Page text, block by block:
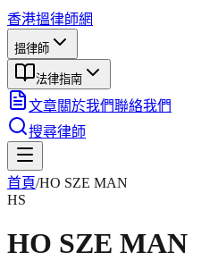
香港搵律師網
搵律師
法律指南
文章關於我們聯絡我們
搜尋律師
首頁/HO SZE MAN
HS
HO SZE MAN